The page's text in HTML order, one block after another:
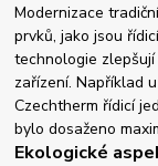
Modernizace
prvků, jako jsou
technologie
zařízení. Například
Czechtherm řídicí
bylo dosaženo
Ekologické